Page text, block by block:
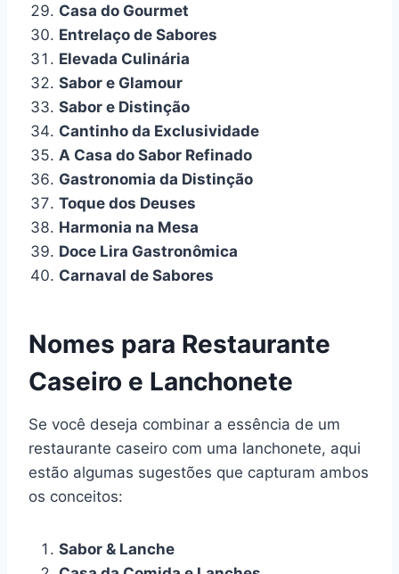
Casa do Gourmet
Entrelaço de Sabores
Elevada Culinária
Sabor e Glamour
Sabor e Distinção
Cantinho da Exclusividade
A Casa do Sabor Refinado
Gastronomia da Distinção
Toque dos Deuses
Harmonia na Mesa
Doce Lira Gastronômica
Carnaval de Sabores
Nomes para Restaurante
Caseiro e Lanchonete
Se você deseja combinar a essência de um
restaurante caseiro com uma lanchonete, aqui
estão algumas sugestões que capturam ambos
os conceitos:
Sabor & Lanche